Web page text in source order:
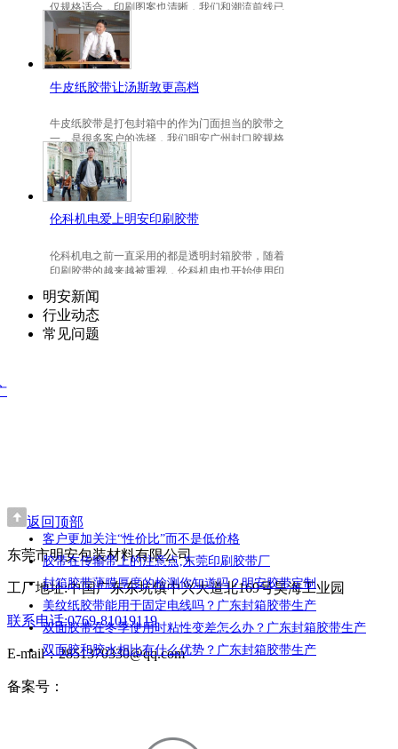
仅规格适合，印刷图案也清晰，我们和潮流前线已
有3年的稳定合作关系。
牛皮纸胶带让汤斯敦更高档
牛皮纸胶带是打包封箱中的作为门面担当的胶带之
一，是很多客户的选择，我们明安广州封口胶规格
包装的牛皮纸胶带就是汤斯敦的选择。
伦科机电爱上明安印刷胶带
伦科机电之前一直采用的都是透明封箱胶带，随着
印刷胶带的越来越被重视，伦科机电也开始使用印
明安新闻
行业动态
常见问题
客户更加关注“性价比”而不是低价格
胶带在传输带上的注意点,东莞印刷胶带厂
封箱胶带薄膜厚度的检测你知道吗？明安胶带定制
美纹纸胶带能用于固定电线吗？广东封箱胶带生产
双面胶带在冬季使用时粘性变差怎么办？广东封箱胶带生产
双面胶和胶水相比有什么优势？广东封箱胶带生产
返回顶部
东莞市明安包装材料有限公司
工厂地址:中国广东东坑镇中兴大道北169号昊海工业园
联系电话:0769-81019119
E-mail：2851370330@qq.com
备案号：